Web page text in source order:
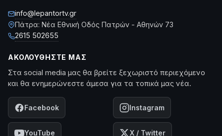
info@lepantortv.gr
Πάτρα: Νέα Εθνική Οδός Πατρών - Αθηνών 73
2615 502655
ΑΚΟΛΟΥΘΉΣΤΕ ΜΑΣ
Στα social media μας θα βρείτε ξεχωριστό περιεχόμενο
και θα ενημερώνεστε άμεσα για τα τοπικά μας νέα.
Facebook Instagram
YouTube X / Twitter